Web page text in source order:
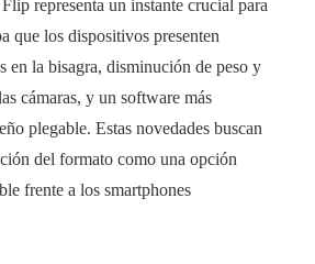
representa un instante crucial para
que los dispositivos presenten
en la bisagra, disminución de peso y
cámaras, y un software más
plegable. Estas novedades buscan
del formato como una opción
frente a los smartphones